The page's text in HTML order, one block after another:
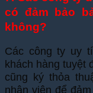
có đảm bảo
không?
Các công ty uy
khách hàng tuyệt
cũng ký thỏa
nhân viên để